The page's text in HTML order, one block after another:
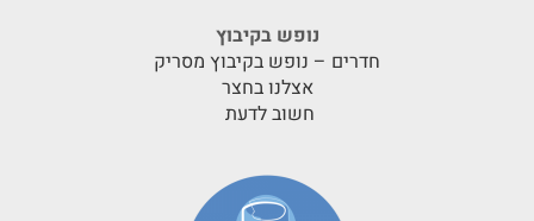
נופש בקיבוץ
חדרים – נופש בקיבוץ מסריק
אצלנו בחצר
חשוב לדעת